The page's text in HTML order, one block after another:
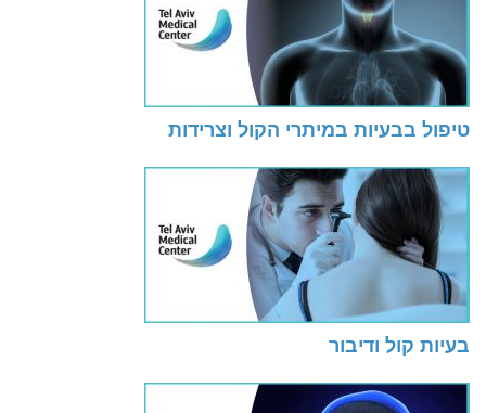
טיפול בבעיות במיתרי הקול וצרידות
בעיות קול ודיבור